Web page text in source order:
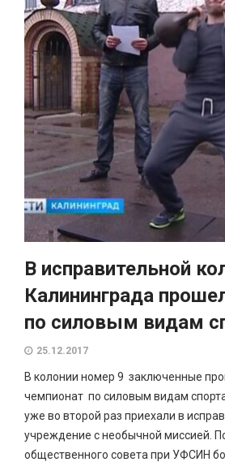
В исправительной
Калининграда
по силовым видам
25.12.2017
В колонии номер 9 заключенные
чемпионат по силовым видам
уже во второй раз приехали в
учреждение с необычной миссией.
общественного совета при УФСИН